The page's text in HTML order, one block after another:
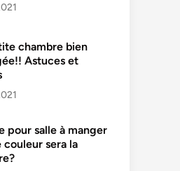
chambre bien
Astuces et
pour salle à manger
couleur sera la